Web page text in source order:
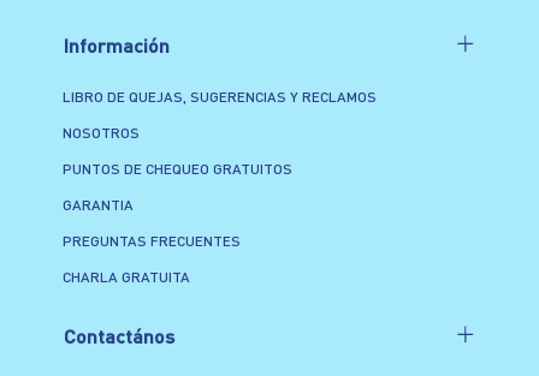
Información
LIBRO DE QUEJAS, SUGERENCIAS Y RECLAMOS
NOSOTROS
PUNTOS DE CHEQUEO GRATUITOS
GARANTIA
PREGUNTAS FRECUENTES
CHARLA GRATUITA
Contactános